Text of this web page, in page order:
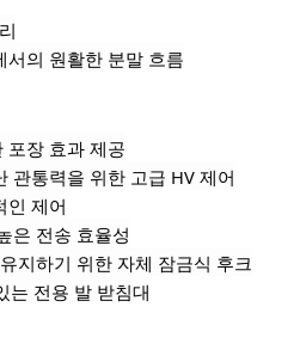
의 원활한 분말 흐름
포장 효과 제공
관통력을 위한 고급 HV 제어
인 제어
은 전송 효율성
지하기 위한 자체 잠금식 후크
는 전용 발 받침대